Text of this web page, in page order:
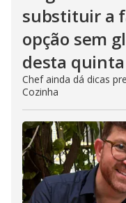
substituir a
opção sem
desta quinta
Chef ainda dá dicas
Cozinha